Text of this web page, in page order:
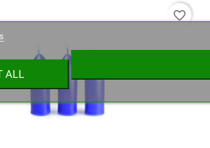
favorite_border
ALL